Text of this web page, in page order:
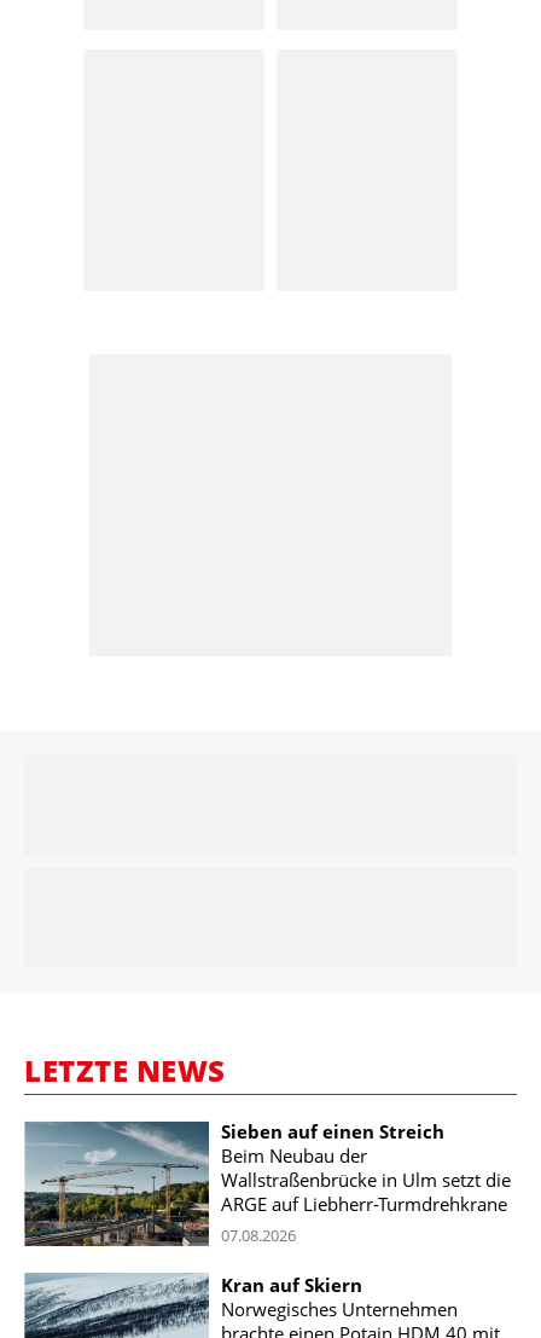
LETZTE NEWS
Sieben auf einen Streich
Beim Neubau der
Wallstraßenbrücke in Ulm setzt die
ARGE auf Liebherr-Turmdrehkrane
07.08.2026
Kran auf Skiern
Norwegisches Unternehmen